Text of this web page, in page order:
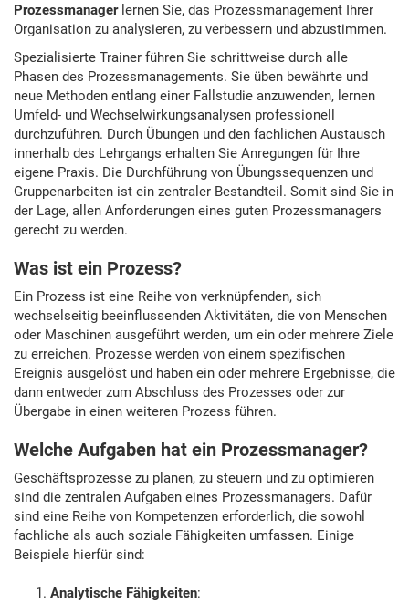
Prozessmanagerlernen Sie, das Prozessmanagement Ihrer
Organisation zu analysieren, zu verbessern und abzustimmen.
Spezialisierte Trainer führen Sie schrittweise durch alle
Phasen des Prozessmanagements. Sie üben bewährte und
neue Methoden entlang einer Fallstudie anzuwenden, lernen
Umfeld- und Wechselwirkungsanalysen professionell
durchzuführen. Durch Übungen und den fachlichen Austausch
innerhalb des Lehrgangs erhalten Sie Anregungen für Ihre
eigene Praxis. Die Durchführung von Übungssequenzen und
Gruppenarbeiten ist ein zentraler Bestandteil. Somit sind Sie in
der Lage, allen Anforderungen eines guten Prozessmanagers
gerecht zu werden.
Was ist ein Prozess?
Ein Prozess ist eine Reihe von verknüpfenden, sich
wechselseitig beeinflussenden Aktivitäten, die von Menschen
oder Maschinen ausgeführt werden, um ein oder mehrere Ziele
zu erreichen. Prozesse werden von einem spezifischen
Ereignis ausgelöst und haben ein oder mehrere Ergebnisse, die
dann entweder zum Abschluss des Prozesses oder zur
Übergabe in einen weiteren Prozess führen.
Welche Aufgaben hat ein Prozessmanager?
Geschäftsprozesse zu planen, zu steuern und zu optimieren
sind die zentralen Aufgaben eines Prozessmanagers. Dafür
sind eine Reihe von Kompetenzen erforderlich, die sowohl
fachliche als auch soziale Fähigkeiten umfassen. Einige
Beispiele hierfür sind:
Analytische Fähigkeiten: